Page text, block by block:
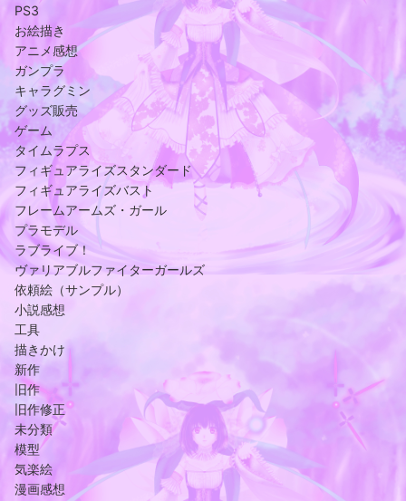
PS3
お絵描き
アニメ感想
ガンプラ
キャラグミン
グッズ販売
ゲーム
タイムラプス
フィギュアライズスタンダード
フィギュアライズバスト
フレームアームズ・ガール
プラモデル
ラブライブ！
ヴァリアブルファイターガールズ
依頼絵（サンプル）
小説感想
工具
描きかけ
新作
旧作
旧作修正
未分類
模型
気楽絵
漫画感想